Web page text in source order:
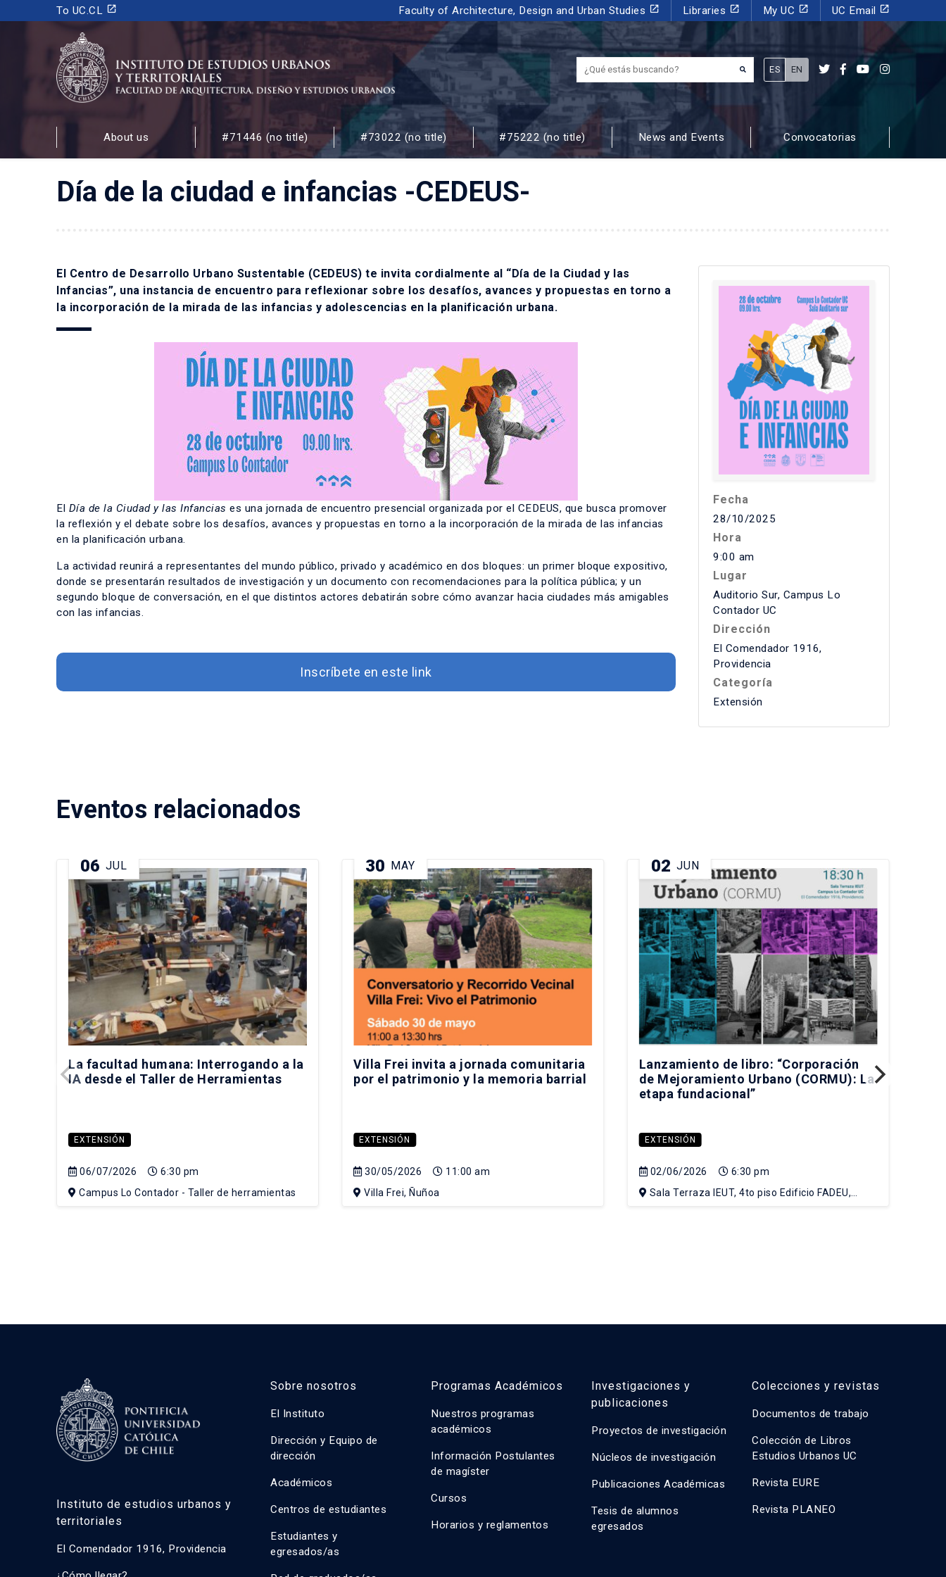
To UC.CL launch Faculty of Architecture, Design and Urban Studies launch Libraries launch My UC launch UC Email launch
INSTITUTO DE ESTUDIOS URBANOS
Y TERRITORIALES
FACULTAD DE ARQUITECTURA, DISEÑO Y ESTUDIOS URBANOS
¿Qué estás buscando?
ES EN
About us #71446 (no title) #73022 (no title) #75222 (no title) News and Events Convocatorias
Día de la ciudad e infancias -CEDEUS-
El Centro de Desarrollo Urbano Sustentable (CEDEUS) te invita cordialmente al “Día de la Ciudad y las
Infancias”, una instancia de encuentro para reflexionar sobre los desafíos, avances y propuestas en torno a
la incorporación de la mirada de las infancias y adolescencias en la planificación urbana.
El Día de la Ciudad y las Infancias es una jornada de encuentro presencial organizada por el CEDEUS, que busca promover
la reflexión y el debate sobre los desafíos, avances y propuestas en torno a la incorporación de la mirada de las infancias
en la planificación urbana.
La actividad reunirá a representantes del mundo público, privado y académico en dos bloques: un primer bloque expositivo,
donde se presentarán resultados de investigación y un documento con recomendaciones para la política pública; y un
segundo bloque de conversación, en el que distintos actores debatirán sobre cómo avanzar hacia ciudades más amigables
con las infancias.
Inscríbete en este link
Fecha
28/10/2025
Hora
9:00 am
Lugar
Auditorio Sur, Campus Lo
Contador UC
Dirección
El Comendador 1916,
Providencia
Categoría
Extensión
Eventos relacionados
06 JUL
La facultad humana: Interrogando a la
IA desde el Taller de Herramientas
EXTENSIÓN
06/07/2026
6:30 pm
Campus Lo Contador - Taller de herramientas
30 MAY
Villa Frei invita a jornada comunitaria
por el patrimonio y la memoria barrial
EXTENSIÓN
30/05/2026
11:00 am
Villa Frei, Ñuñoa
02 JUN
Lanzamiento de libro: “Corporación
de Mejoramiento Urbano (CORMU): La
etapa fundacional”
EXTENSIÓN
02/06/2026
6:30 pm
Sala Terraza IEUT, 4to piso Edificio FADEU,
Instituto de estudios urbanos y
territoriales
El Comendador 1916, Providencia
Sobre nosotros
El Instituto
Dirección y Equipo de
dirección
Académicos
Centros de estudiantes
Estudiantes y
egresados/as
Programas Académicos
Nuestros programas
académicos
Información Postulantes
de magíster
Cursos
Horarios y reglamentos
Investigaciones y
publicaciones
Proyectos de investigación
Núcleos de investigación
Publicaciones Académicas
Tesis de alumnos
egresados
Colecciones y revistas
Documentos de trabajo
Colección de Libros
Estudios Urbanos UC
Revista EURE
Revista PLANEO